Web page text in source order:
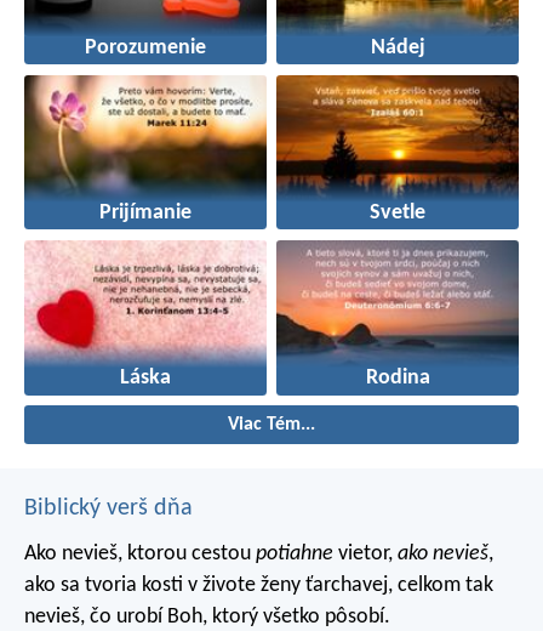
Porozumenie Nádej
Prijímanie Svetle
Láska Rodina
Viac Tém...
Biblický verš dňa
Ako nevieš, ktorou cestou potiahne vietor, ako nevieš,
ako sa tvoria kosti v živote ženy ťarchavej, celkom tak
nevieš, čo urobí Boh, ktorý všetko pôsobí.